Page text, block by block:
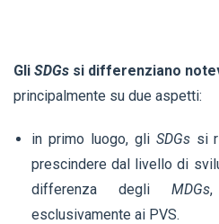
Gli SDGs si differenziano
principalmente su due aspetti:
in primo luogo, gli SDGssi
prescindere dal livello di
differenza degli MDGs,
esclusivamente ai PVS.